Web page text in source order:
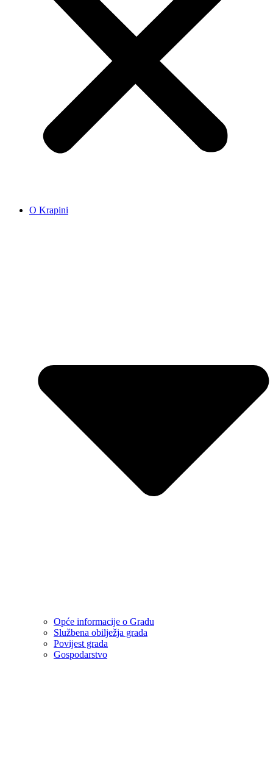
O Krapini
Opće informacije o Gradu
Službena obilježja grada
Povijest grada
Gospodarstvo